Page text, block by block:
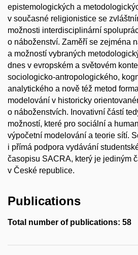
epistemologických a
v současné religionistice se
možnosti interdisciplinární
o náboženství. Zaměří se zejména
a možností vybraných
dnes v evropském a světovém
sociologicko-antropologického,
analytického a nově též metod
modelování v historicky
o náboženstvích. Inovativní částí
možností, které pro sociální a
výpočetní modelování a teorie sítí.
i přímá podpora vydávání
časopisu SACRA, který je jediným
v České republice.
Publications
Total number of publications: 58